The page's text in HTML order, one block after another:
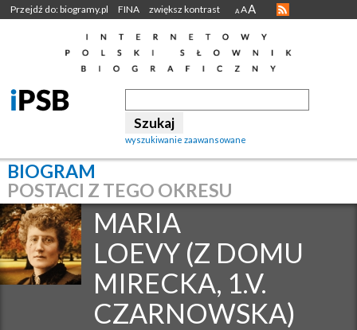
Przejdź do: biogramy.pl FINA zwiększ kontrast A AA
wyszukiwanie zaawansowane
BIOGRAM
POSTACI Z TEGO OKRESU
MARIA
LOEVY (Z DOMU
MIRECKA, 1.V.
CZARNOWSKA)